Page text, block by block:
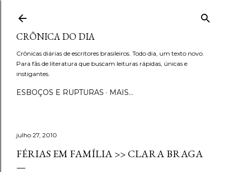
CRÔNICA DO DIA
Crônicas diárias de escritores brasileiros. Todo dia, um texto novo.
Para fãs de literatura que buscam leituras rápidas, únicas e
instigantes.
ESBOÇOS E RUPTURAS MAIS…
julho 27, 2010
FÉRIAS EM FAMÍLIA >> CLARA BRAGA